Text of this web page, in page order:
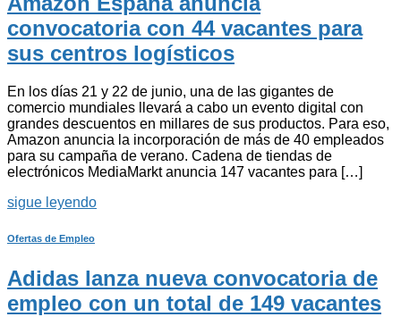
convocatoria con 44 vacantes para
sus centros logísticos
En los días 21 y 22 de junio, una de las gigantes de
comercio mundiales llevará a cabo un evento digital con
grandes descuentos en millares de sus productos. Para eso,
Amazon anuncia la incorporación de más de 40 empleados
para su campaña de verano. Cadena de tiendas de
electrónicos MediaMarkt anuncia 147 vacantes para […]
sigue leyendo
Ofertas de Empleo
Adidas lanza nueva convocatoria de
empleo con un total de 149 vacantes